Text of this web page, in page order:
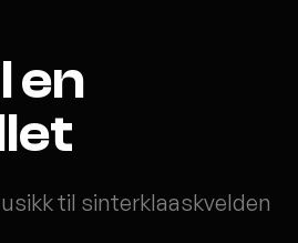
en
til sinterklaaskvelden